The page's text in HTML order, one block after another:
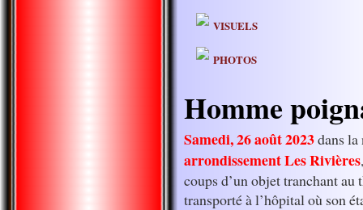
VISUELS
PHOTOS
Homme
Samedi, 26 août 2023dans
arrondissement Les Rivières
coups d’un objet tranchant
transporté à l’hôpital où son